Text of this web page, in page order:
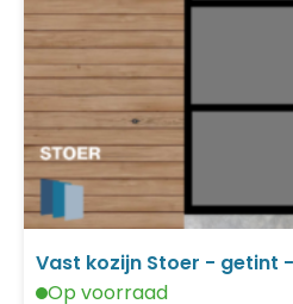
Vast kozijn Stoer - getint
Op voorraad